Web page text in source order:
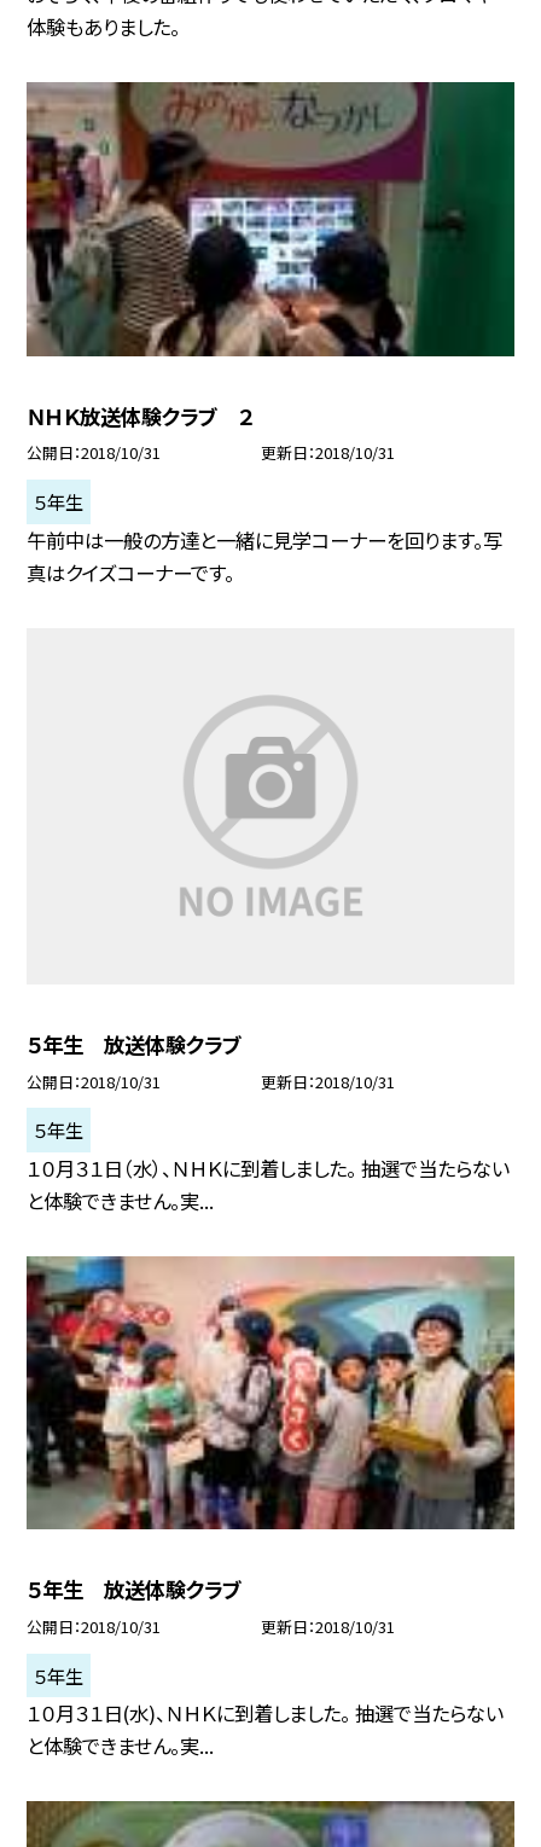
体験もありました。
ＮＨＫ放送体験クラブ ２
公開日 2018/10/31 更新日 2018/10/31
５年生
午前中は一般の方達と一緒に見学コーナーを回ります。写
真はクイズコーナーです。
５年生 放送体験クラブ
公開日 2018/10/31 更新日 2018/10/31
５年生
１０月３１日（水）、ＮＨＫに到着しました。 抽選で当たらない
と体験できません。実...
５年生 放送体験クラブ
公開日 2018/10/31 更新日 2018/10/31
５年生
１０月３１日(水)、ＮＨＫに到着しました。 抽選で当たらない
と体験できません。実...